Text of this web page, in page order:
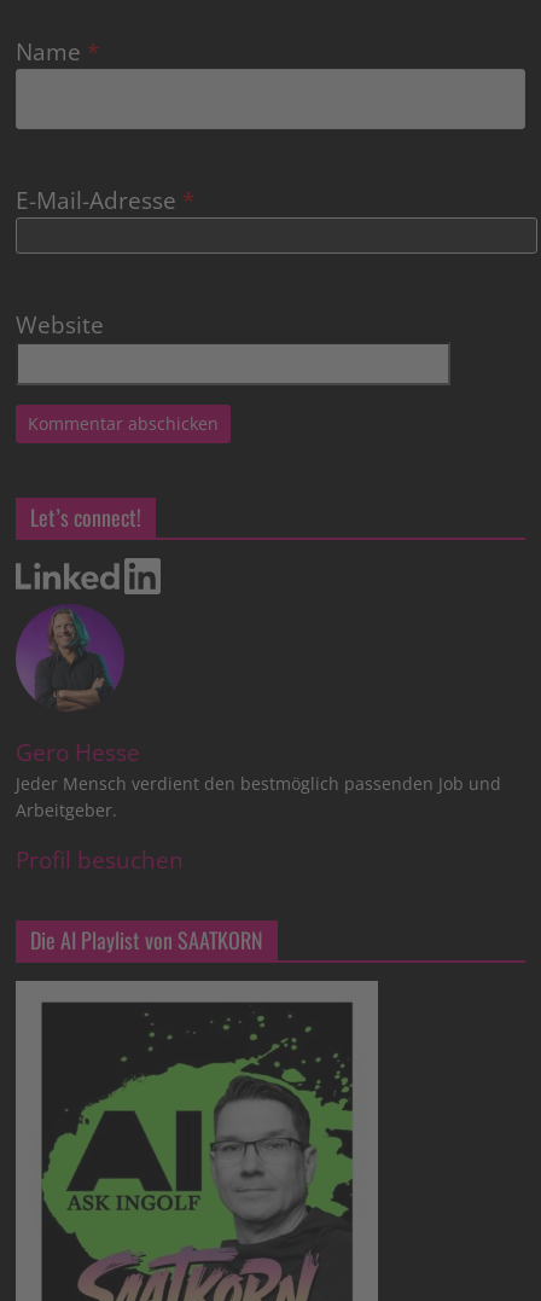
Name *
E-Mail-Adresse *
Website
Let’s connect!
Gero Hesse
Jeder Mensch verdient den bestmöglich passenden Job und
Arbeitgeber.
Profil besuchen
Die AI Playlist von SAATKORN